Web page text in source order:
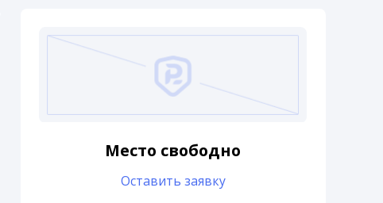
Место свободно
Оставить заявку